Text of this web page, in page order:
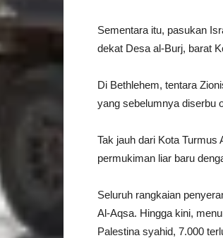
Sementara itu, pasukan
dekat Desa al-Burj, barat
Di Bethlehem, tentara
yang sebelumnya diserbu
Tak jauh dari Kota
permukiman liar baru
Seluruh rangkaian
Al-Aqsa. Hingga kini,
Palestina syahid, 7.000